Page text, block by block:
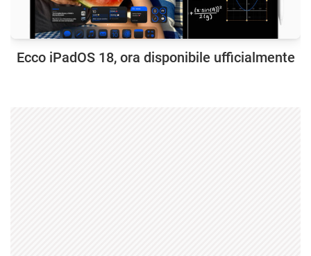
Ecco iPadOS 18, ora disponibile ufficialmente